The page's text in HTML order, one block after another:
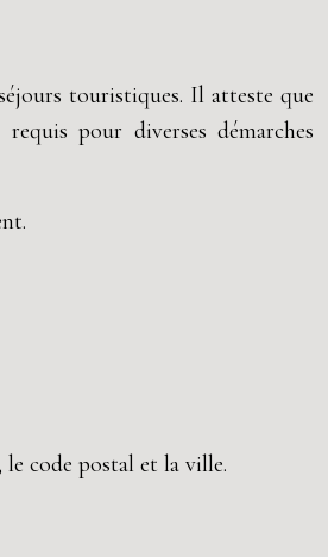
touristiques. Il atteste que
pour diverses démarches
code postal et la ville.